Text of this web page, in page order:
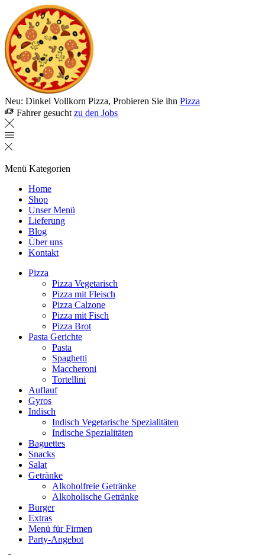
Neu: Dinkel Vollkorn Pizza, Probieren Sie ihn Pizza
Fahrer gesucht zu den Jobs
Menü Kategorien
Home
Shop
Unser Menü
Lieferung
Blog
Über uns
Kontakt
Pizza
Pizza Vegetarisch
Pizza mit Fleisch
Pizza Calzone
Pizza mit Fisch
Pizza Brot
Pasta Gerichte
Pasta
Spaghetti
Maccheroni
Tortellini
Auflauf
Gyros
Indisch
Indisch Vegetarische Spezialitäten
Indische Spezialitäten
Baguettes
Snacks
Salat
Getränke
Alkoholfreie Getränke
Alkoholische Getränke
Burger
Extras
Menü für Firmen
Party-Angebot